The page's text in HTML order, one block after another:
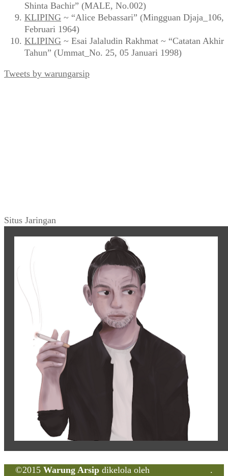
Shinta Bachir” (MALE, No.002)
KLIPING ~ “Alice Bebassari” (Mingguan Djaja_106,
Februari 1964)
KLIPING ~ Esai Jalaludin Rakhmat ~ “Catatan Akhir
Tahun” (Ummat_No. 25, 05 Januari 1998)
Tweets by warungarsip
Situs Jaringan
©2015 Warung Arsip dikelola oleh
.